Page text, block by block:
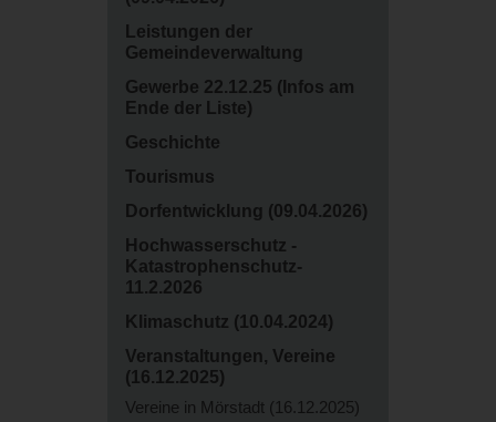
Leistungen der
Gemeindeverwaltung
Gewerbe 22.12.25 (Infos am
Ende der Liste)
Geschichte
Tourismus
Dorfentwicklung (09.04.2026)
Hochwasserschutz -
Katastrophenschutz-
11.2.2026
Klimaschutz (10.04.2024)
Veranstaltungen, Vereine
(16.12.2025)
Vereine in Mörstadt (16.12.2025)